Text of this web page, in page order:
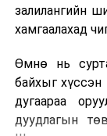
2026
арга
залилангийн
хамгаалахад
Өмнө нь
байхыг хүссэн
дугаараа
дуудлагын